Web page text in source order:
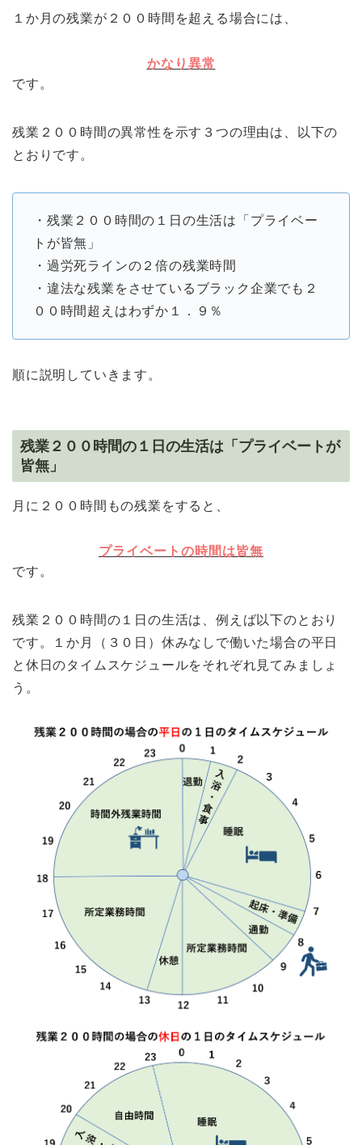
１か月の残業が２００時間を超える場合には、
かなり異常
です。
残業２００時間の異常性を示す３つの理由は、以下の
とおりです。
・残業２００時間の１日の生活は「プライベー
トが皆無」
・過労死ラインの２倍の残業時間
・違法な残業をさせているブラック企業でも２
００時間超えはわずか１．９％
順に説明していきます。
残業２００時間の１日の生活は「プライベートが
皆無」
月に２００時間もの残業をすると、
プライベートの時間は皆無
です。
残業２００時間の１日の生活は、例えば以下のとおり
です。１か月（３０日）休みなしで働いた場合の平日
と休日のタイムスケジュールをそれぞれ見てみましょ
う。